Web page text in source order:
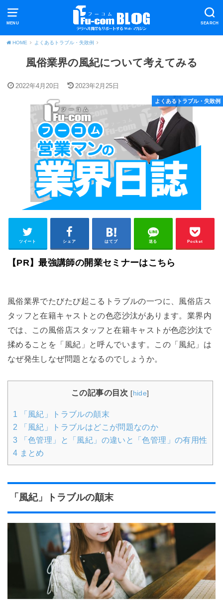
MENU SEARCH
HOME よくあるトラブル・失敗例
風俗業界の風紀について考えてみる
2022年4月20日 2023年2月25日
よくあるトラブル・失敗例
ツイート シェア はてブ 送る Pocket
【PR】最強講師の開業セミナーはこちら
風俗業界でたびたび起こるトラブルの一つに、風俗店ス
タッフと在籍キャストとの色恋沙汰があります。業界内
では、この風俗店スタッフと在籍キャストが色恋沙汰で
揉めることを「風紀」と呼んでいます。この「風紀」は
なぜ発生しなぜ問題となるのでしょうか。
この記事の目次 [hide]
1 「風紀」トラブルの顛末
2 「風紀」トラブルはどこが問題なのか
3 「色管理」と「風紀」の違いと「色管理」の有用性
4 まとめ
「風紀」トラブルの顛末